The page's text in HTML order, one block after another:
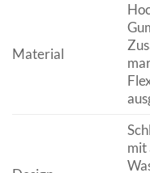
Material
mit